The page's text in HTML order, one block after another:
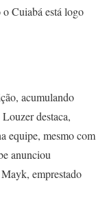
Cuiabá está logo
acumulando
destaca,
equipe, mesmo com
anunciou
emprestado